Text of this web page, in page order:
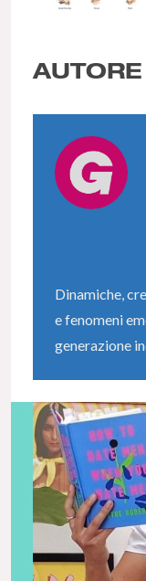
AUTORE
Dinamiche,
e fenomeni
generazione